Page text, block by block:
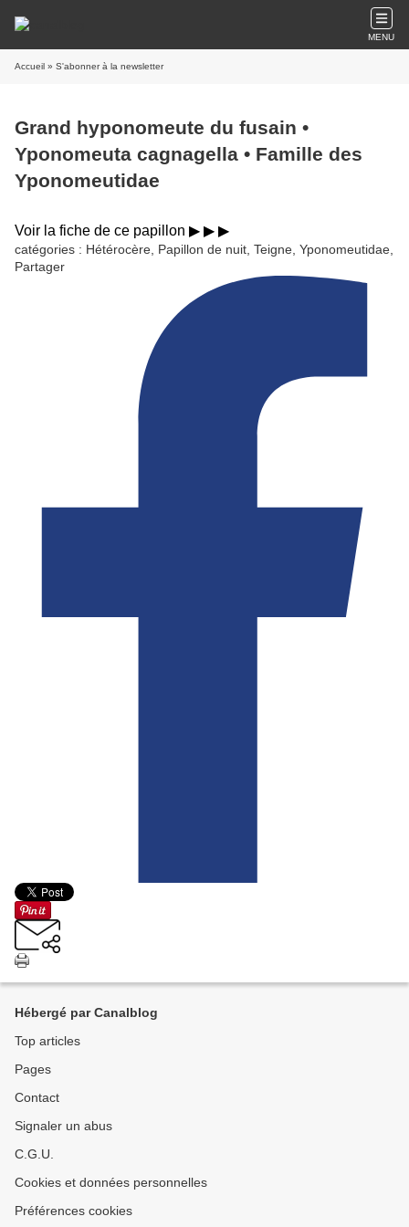
MENU
Accueil » S'abonner à la newsletter
Grand hyponomeute du fusain •
Yponomeuta cagnagella • Famille des
Yponomeutidae
Voir la fiche de ce papillon ▶︎ ▶︎ ▶︎
catégories : Hétérocère, Papillon de nuit, Teigne, Yponomeutidae,
Partager
Hébergé par Canalblog
Top articles
Pages
Contact
Signaler un abus
C.G.U.
Cookies et données personnelles
Préférences cookies